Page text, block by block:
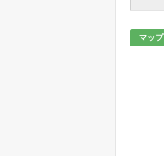
マップ